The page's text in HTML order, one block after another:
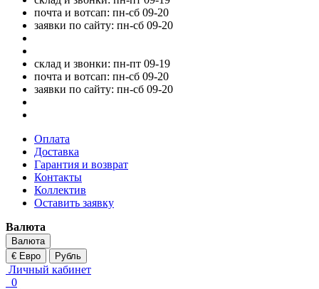
почта и вотсап: пн-сб 09-20
заявки по сайту: пн-сб 09-20
склад и звонки: пн-пт 09-19
почта и вотсап: пн-сб 09-20
заявки по сайту: пн-сб 09-20
Оплата
Доставка
Гарантия и возврат
Контакты
Коллектив
Оставить заявку
Валюта
Валюта
€ Евро
Рубль
Личный кабинет
0